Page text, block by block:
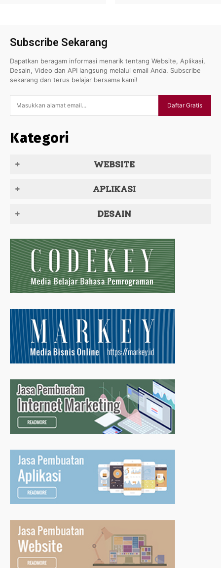
Subscribe Sekarang
Dapatkan beragam informasi menarik tentang Website, Aplikasi,
Desain, Video dan API langsung melalui email Anda. Subscribe
sekarang dan terus belajar bersama kami!
Daftar Gratis
Kategori
WEBSITE
APLIKASI
DESAIN